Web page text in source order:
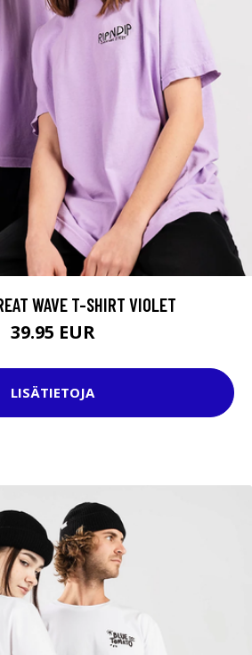
WAVE T-SHIRT VIOLET
39.95 EUR
LISÄTIETOJA